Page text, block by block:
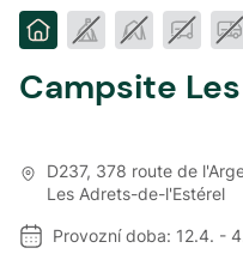
Campsite
D237, 378 route de
Les Adrets-de-l'Estérel
Provozní doba: 12.4. -